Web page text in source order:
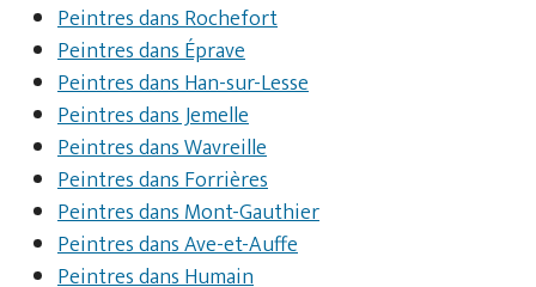
Peintres dans Rochefort
Peintres dans Éprave
Peintres dans Han-sur-Lesse
Peintres dans Jemelle
Peintres dans Wavreille
Peintres dans Forrières
Peintres dans Mont-Gauthier
Peintres dans Ave-et-Auffe
Peintres dans Humain